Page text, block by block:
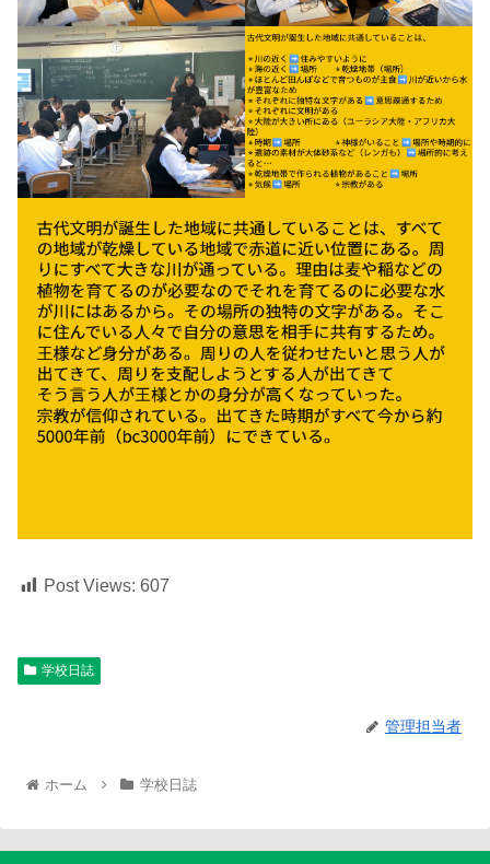
Post Views: 607
学校日誌
管理担当者
ホーム 学校日誌